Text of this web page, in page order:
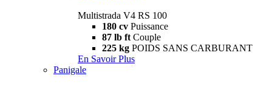
Multistrada V4 RS 100
180 cv Puissance
87 lb ft Couple
225 kg POIDS SANS CARBURANT
En Savoir Plus
Panigale